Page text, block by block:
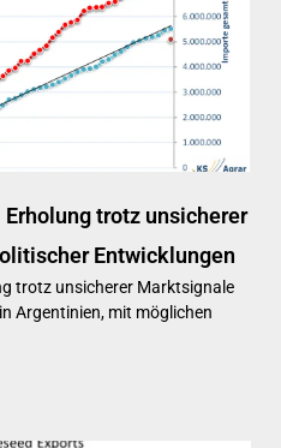
trotz unsicherer
Entwicklungen
trotz unsicherer Marktsignale
Argentinien, mit möglichen